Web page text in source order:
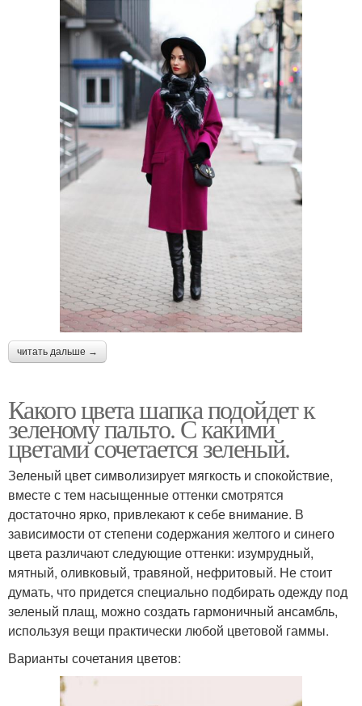
читать дальше →
Какого цвета шапка подойдет к
зеленому пальто. С какими
цветами сочетается зеленый.
Зеленый цвет символизирует мягкость и спокойствие,
вместе с тем насыщенные оттенки смотрятся
достаточно ярко, привлекают к себе внимание. В
зависимости от степени содержания желтого и синего
цвета различают следующие оттенки: изумрудный,
мятный, оливковый, травяной, нефритовый. Не стоит
думать, что придется специально подбирать одежду под
зеленый плащ, можно создать гармоничный ансамбль,
используя вещи практически любой цветовой гаммы.
Варианты сочетания цветов: